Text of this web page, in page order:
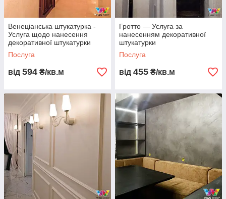
Венеціанська штукатурка -
Услуга щодо нанесення
декоративної штукатурки
Послуга
від 594 ₴/кв.м
Гротто — Услуга за
нанесенням декоративної
штукатурки
Послуга
від 455 ₴/кв.м